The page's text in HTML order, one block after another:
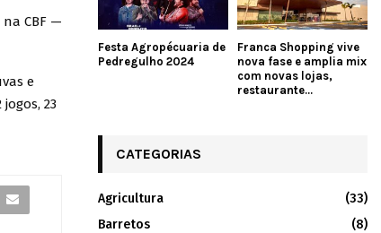
CBF —
e
23
Festa Agropécuaria de
Pedregulho 2024
Franca Shopping vive
nova fase e amplia mix
com novas lojas,
restaurante...
CATEGORIAS
Agricultura
(33)
Barretos
(8)